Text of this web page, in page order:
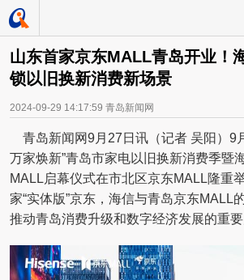
山东首家京东MALL青岛开业！
锁以旧换新消费新场景
2024-09-29 14:17:59 青岛新闻网
青岛新闻网9月27日讯（记者 吴阳）9
万家焕新”青岛市家电以旧换新消费季暨
MALL启幕仪式在市北区京东MALL隆重
家“实体版”京东，海信与青岛京东MALL
推动青岛消费升级和数字经济发展的重要